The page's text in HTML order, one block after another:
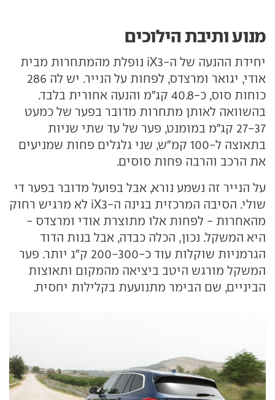
מנוע ותיבת הילוכים
יחידת ההנעה של ה-iX3 נופלת מהמתחרות מבית
אודי, יגואר ומרצדס, לפחות על הנייר. יש לה 286
כוחות סוס, כ-40.8 קג"מ והנעה אחורית בלבד.
בהשוואה לאותן מתחרות מדובר בפער של כמעט
27-37 קג"מ במומנט, פער של עד שתי שניות
בתאוצה ל-100 קמ"ש, שני גלגלים פחות שמניעים
את הרכב והרבה פחות סוסים.
על הנייר זה נשמע נורא, אבל בפועל מדובר בפער די
שולי. הסיבה המרכזית בגינה ה-iX3 לא מרגיש רחוק
מהאחרות - לפחות אלו מתוצרת אודי ומרצדס -
היא המשקל. נכון, הכלה כבדה, אבל בנות הדוד
הגרמניות שוקלות עוד כ-200-300 ק"ג יותר. פער
המשקל מורגש היטב ביציאה מהמקום ותאוצות
הביניים, שם הבימר מתנועעת בקלילות יחסית.